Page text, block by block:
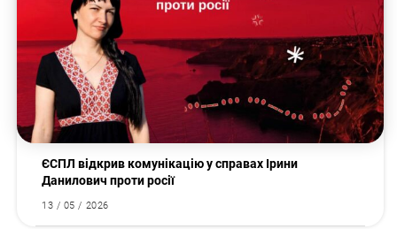
ЄСПЛ відкрив комунікацію у справах Ірини
Данилович проти росії
13 / 05 / 2026